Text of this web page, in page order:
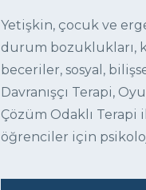
Yetişkin, çocuk ve
durum bozuklukları,
beceriler, sosyal,
Davranışçı Terapi,
Çözüm Odaklı
öğrenciler için